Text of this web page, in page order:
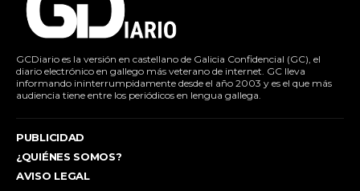
GCDiario es la versión en castellano de Galicia Confidencial (GC), el
diario electrónico en gallego más veterano de internet. GC lleva
informando ininterrumpidamente desde el año 2003 y es el que más
audiencia tiene entre los periódicos en lengua gallega.
PUBLICIDAD
¿QUIÉNES SOMOS?
AVISO LEGAL